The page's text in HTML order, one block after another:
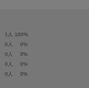
1人
100%
0人
0%
0人
0%
0人
0%
0人
0%